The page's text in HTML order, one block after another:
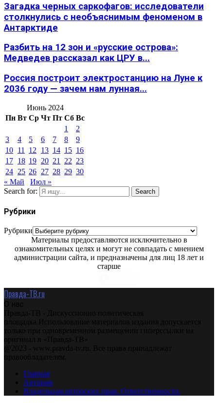
Загадка черных саркофагов: исследователи
столкнулись с необъяснимым феноменом в
Антарктиде
Разбить на 12 зон и «русские острова»:
Медведев рассказал как ЦРУ в...
Россия построит электростанцию на Луне к
2036 году — зачем нам лунная...
Июнь 2024
Пн Вт Ср Чт Пт Сб Вс
1
2
3
4 5 6 7 8
9
10 11 12 13 14 15 16
17 18 19 20 21 22 23
24 25 26 27 28 29 30
« Май
Июл »
Search for:
Search
Рубрики
Рубрики
Материалы предоставляются исключительно в
ознакомительных целях и могут не совпадать с мнением
администрации сайта, и предназначены для лиц 18 лет и
старше
Правда-ТВ.ru
О нас
Правда-ТВ - Дискуссионно политическая
площадка.Использование материалов издания допускается
только при одновременном размещении гиперссылки на
оригинал в «Правда-ТВ»
@2023 - www.pravda-tv.ru. Все права принадлежат
правообладателям.
Главная
Авторам
Владельцам авторских прав. Ответственности.